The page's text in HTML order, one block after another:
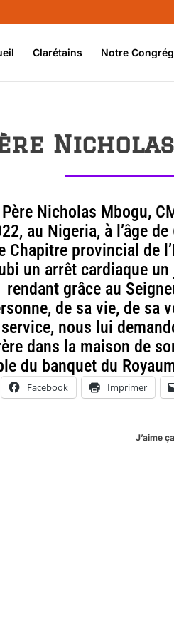
Clarétains Notre
Nicholas
Nicholas Mbogu,
au Nigeria, à l’âge
Chapitre provincial de
un arrêt cardiaque
rendant grâce au
de sa vie, de sa
nous lui
dans la maison de
du banquet du
Facebook Imprimer
J’aime